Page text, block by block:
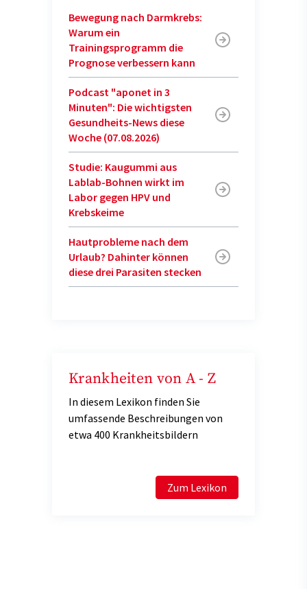
Bewegung nach Darmkrebs:
Warum ein
Trainingsprogramm die
Prognose verbessern kann
Podcast "aponet in 3
Minuten": Die wichtigsten
Gesundheits-News diese
Woche (07.08.2026)
Studie: Kaugummi aus
Lablab-Bohnen wirkt im
Labor gegen HPV und
Krebskeime
Hautprobleme nach dem
Urlaub? Dahinter können
diese drei Parasiten stecken
Krankheiten von A - Z
In diesem Lexikon finden Sie
umfassende Beschreibungen von
etwa 400 Krankheitsbildern
Zum Lexikon